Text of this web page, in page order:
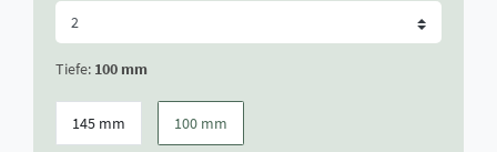
Tiefe: 100 mm
145 mm 100 mm